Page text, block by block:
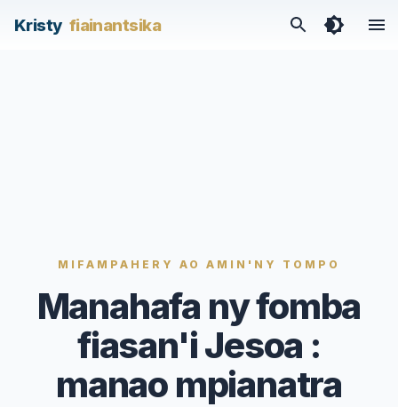
Kristy fiainantsika
MIFAMPAHERY AO AMIN'NY TOMPO
Manahafa ny fomba
fiasan'i Jesoa :
manao mpianatra
/articles/manahafa-ny-fomba-fiasani-jesoa-manao-